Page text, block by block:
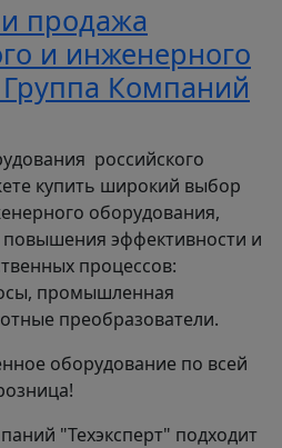
продажа
и инженерного
Компаний
российского
купить широкий выбор
оборудования,
эффективности и
процессов:
промышленная
преобразователи.
оборудование по всей
"Техэксперт" подходит